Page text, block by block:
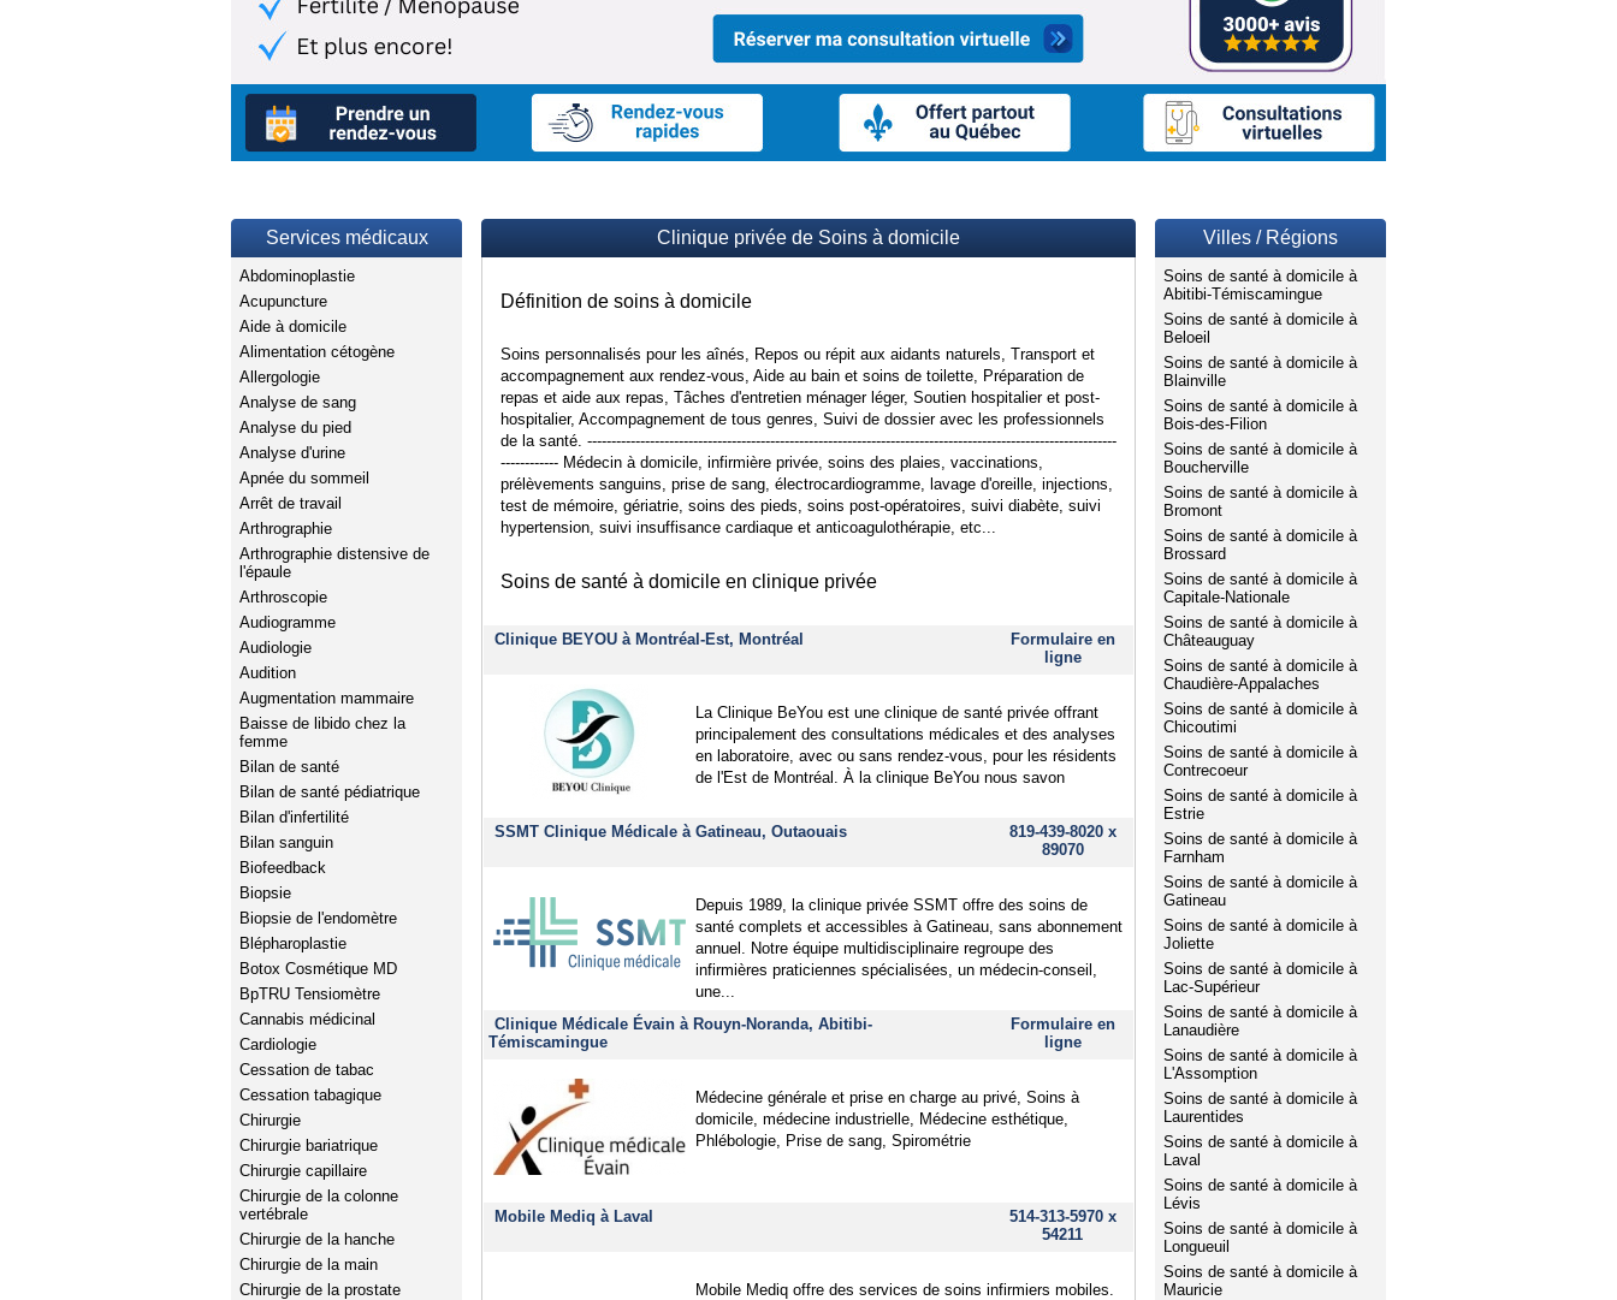
Services médicaux
Abdominoplastie
Acupuncture
Aide à domicile
Alimentation cétogène
Allergologie
Analyse de sang
Analyse du pied
Analyse d'urine
Apnée du sommeil
Arrêt de travail
Arthrographie
Arthrographie distensive de
l'épaule
Arthroscopie
Audiogramme
Audiologie
Audition
Augmentation mammaire
Baisse de libido chez la
femme
Bilan de santé
Bilan de santé pédiatrique
Bilan d'infertilité
Bilan sanguin
Biofeedback
Biopsie
Biopsie de l'endomètre
Blépharoplastie
Botox Cosmétique MD
BpTRU Tensiomètre
Cannabis médicinal
Cardiologie
Cessation de tabac
Cessation tabagique
Chirurgie
Chirurgie bariatrique
Chirurgie capillaire
Chirurgie de la colonne
vertébrale
Chirurgie de la hanche
Chirurgie de la main
Chirurgie de la prostate
Clinique privée de Soins à domicile
Définition de soins à domicile
Soins personnalisés pour les aînés, Repos ou répit aux aidants naturels, Transport et
accompagnement aux rendez-vous, Aide au bain et soins de toilette, Préparation de
repas et aide aux repas, Tâches d'entretien ménager léger, Soutien hospitalier et post-
hospitalier, Accompagnement de tous genres, Suivi de dossier avec les professionnels
de la santé. --------------------------------------------------------------------------------------------------------------
------------ Médecin à domicile, infirmière privée, soins des plaies, vaccinations,
prélèvements sanguins, prise de sang, électrocardiogramme, lavage d'oreille, injections,
test de mémoire, gériatrie, soins des pieds, soins post-opératoires, suivi diabète, suivi
hypertension, suivi insuffisance cardiaque et anticoagulothérapie, etc...
Soins de santé à domicile en clinique privée
Clinique BEYOU à Montréal-Est, Montréal
Formulaire en
ligne
La Clinique BeYou est une clinique de santé privée offrant
principalement des consultations médicales et des analyses
en laboratoire, avec ou sans rendez-vous, pour les résidents
de l'Est de Montréal. À la clinique BeYou nous savon
SSMT Clinique Médicale à Gatineau, Outaouais
819-439-8020 x
89070
Depuis 1989, la clinique privée SSMT offre des soins de
santé complets et accessibles à Gatineau, sans abonnement
annuel. Notre équipe multidisciplinaire regroupe des
infirmières praticiennes spécialisées, un médecin-conseil,
une...
Clinique Médicale Évain à Rouyn-Noranda, Abitibi-
Témiscamingue
Formulaire en
ligne
Médecine générale et prise en charge au privé, Soins à
domicile, médecine industrielle, Médecine esthétique,
Phlébologie, Prise de sang, Spirométrie
Mobile Mediq à Laval
514-313-5970 x
54211
Mobile Mediq offre des services de soins infirmiers mobiles.
Villes / Régions
Soins de santé à domicile à
Abitibi-Témiscamingue
Soins de santé à domicile à
Beloeil
Soins de santé à domicile à
Blainville
Soins de santé à domicile à
Bois-des-Filion
Soins de santé à domicile à
Boucherville
Soins de santé à domicile à
Bromont
Soins de santé à domicile à
Brossard
Soins de santé à domicile à
Capitale-Nationale
Soins de santé à domicile à
Châteauguay
Soins de santé à domicile à
Chaudière-Appalaches
Soins de santé à domicile à
Chicoutimi
Soins de santé à domicile à
Contrecoeur
Soins de santé à domicile à
Estrie
Soins de santé à domicile à
Farnham
Soins de santé à domicile à
Gatineau
Soins de santé à domicile à
Joliette
Soins de santé à domicile à
Lac-Supérieur
Soins de santé à domicile à
Lanaudière
Soins de santé à domicile à
L'Assomption
Soins de santé à domicile à
Laurentides
Soins de santé à domicile à
Laval
Soins de santé à domicile à
Lévis
Soins de santé à domicile à
Longueuil
Soins de santé à domicile à
Mauricie